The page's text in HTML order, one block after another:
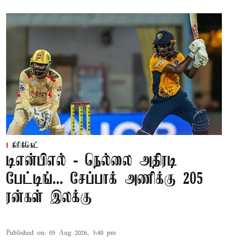
கிரிக்கெட்
டிஎன்பிஎல் - நெல்லை அதிரடி
பேட்டிங்... சேப்பாக் அணிக்கு 205
ரன்கள் இலக்கு
Published on: 05 Aug 2026, 3:40 pm